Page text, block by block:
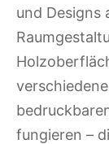
und Designs
fungieren –